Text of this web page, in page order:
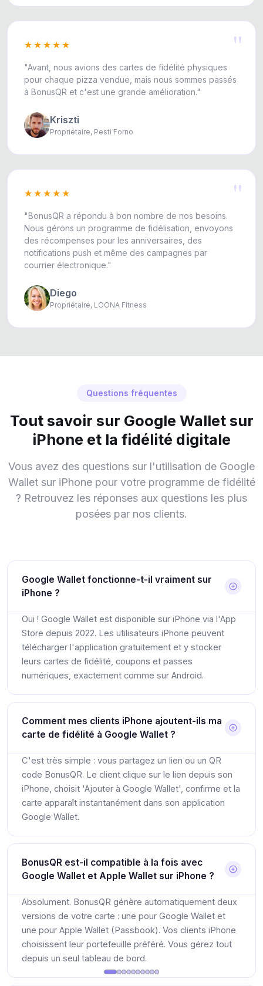
"
★★★★★
"Avant, nous avions des cartes de fidélité physiques
pour chaque pizza vendue, mais nous sommes passés
à BonusQR et c'est une grande amélioration."
Kriszti
Propriétaire, Pesti Forno
"
★★★★★
"BonusQR a répondu à bon nombre de nos besoins.
Nous gérons un programme de fidélisation, envoyons
des récompenses pour les anniversaires, des
notifications push et même des campagnes par
courrier électronique."
Diego
Propriétaire, LOONA Fitness
Questions fréquentes
Tout savoir sur Google Wallet sur
iPhone et la fidélité digitale
Vous avez des questions sur l'utilisation de Google
Wallet sur iPhone pour votre programme de fidélité
? Retrouvez les réponses aux questions les plus
posées par nos clients.
Google Wallet fonctionne-t-il vraiment sur
iPhone ?
Oui ! Google Wallet est disponible sur iPhone via l'App
Store depuis 2022. Les utilisateurs iPhone peuvent
télécharger l'application gratuitement et y stocker
leurs cartes de fidélité, coupons et passes
numériques, exactement comme sur Android.
Comment mes clients iPhone ajoutent-ils ma
carte de fidélité à Google Wallet ?
C'est très simple : vous partagez un lien ou un QR
code BonusQR. Le client clique sur le lien depuis son
iPhone, choisit 'Ajouter à Google Wallet', confirme et la
carte apparaît instantanément dans son application
Google Wallet.
BonusQR est-il compatible à la fois avec
Google Wallet et Apple Wallet sur iPhone ?
Absolument. BonusQR génère automatiquement deux
versions de votre carte : une pour Google Wallet et
une pour Apple Wallet (Passbook). Vos clients iPhone
choisissent leur portefeuille préféré. Vous gérez tout
depuis un seul tableau de bord.